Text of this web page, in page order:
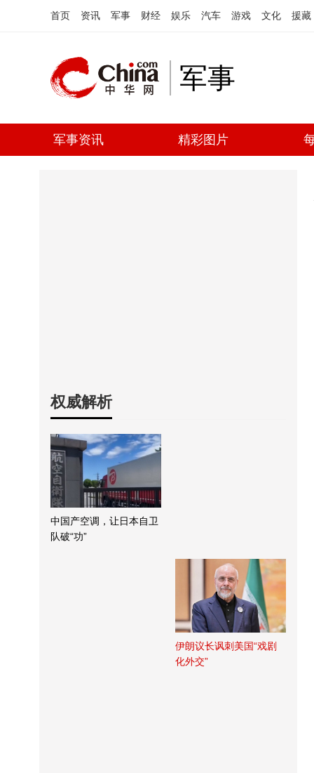
首页 资讯 军事 财经 娱乐 汽车 游戏 文化 援藏
军事
军事资讯 精彩图片
权威解析
中国产空调，让日本自卫
队破“功”
伊朗议长讽刺美国“戏剧
化外交”